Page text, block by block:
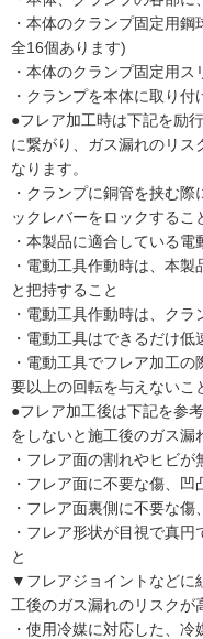
・本体のクランプ固定用
全16個あります)
・本体のクランプ固定用
・クランプを本体に取り
●フレア加工時は下記を励
に繋がり、ガス漏れのリス
なります。
・クランプに銅管を挟む
ックレバーをロックするこ
・本製品に適合している電
・電動工具作動時は、本
と把持すること
・電動工具作動時は、ク
・電動工具はできるだけ低
・電動工具でフレア加工
要以上の回転を与えないこ
●フレア加工後は下記を参
をしないと施工後のガス漏
・フレア面の割れやヒビが
・フレア面に不要な傷、
・フレア面裏側に不要な
・フレア形状が目視で真
と
▼フレアジョイントなどに
工後のガス漏れのリスクが
・使用冷媒に対応した、冷